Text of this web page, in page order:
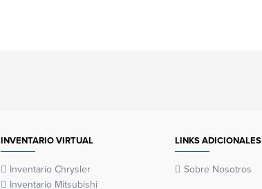
INVENTARIO VIRTUAL
Inventario Chrysler
Inventario Mitsubishi
LINKS ADICIONALES
Sobre Nosotros